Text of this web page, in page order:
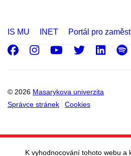
IS MU INET Portál pro
© 2026 Masarykova univerzita
Správce stránek
Cookies
Facebook
Instagram
Youtube
K vyhodnocování tohoto webu a